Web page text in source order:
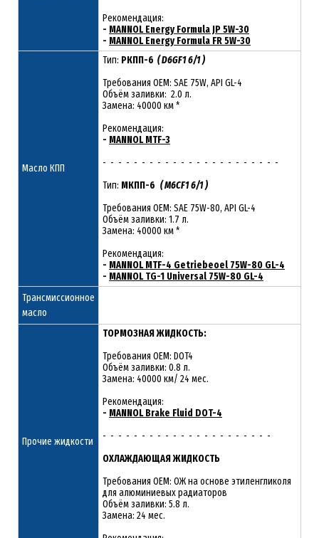
Рекомендация:
- MANNOL Energy Formula JP 5W-30
- MANNOL Energy Formula FR 5W-30
Масло КПП
Тип: РКПП-6 ( D6GF1 6/1 )
Требования OEM: SAE 75W, API GL-4
Объём заливки: 2.0 л.
Замена: 40000 км *
Рекомендация:
- MANNOL MTF-3
- - - - - - - - - - - - - - - - - - - - - - -
Тип: МКПП-6 ( M6CF1 6/1 )
Требования OEM: SAE 75W-80, API GL-4
Объём заливки: 1.7 л.
Замена: 40000 км *
Рекомендация:
- MANNOL MTF-4 Getriebeoel 75W-80 GL-4
- MANNOL TG-1 Universal 75W-80 GL-4
Трансмиссионное
масло
Прочие жидкости
ТОРМОЗНАЯ ЖИДКОСТЬ:
Требования OEM: DOT4
Объём заливки: 0.8 л.
Замена: 40000 км/ 24 мес.
Рекомендация:
- MANNOL Brake Fluid DOT-4
- - - - - - - - - - - - - - - - - - - - - -
ОХЛАЖДАЮЩАЯ ЖИДКОСТЬ
Требования OEM: ОЖ на основе этиленгликоля
для алюминиевых радиаторов
Объём заливки: 5.8 л.
Замена: 24 мес.